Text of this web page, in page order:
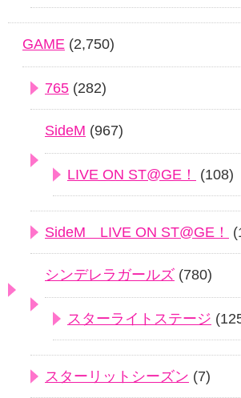
GAME (2,750)
765 (282)
SideM (967)
LIVE ON ST@GE！ (108)
SideM LIVE ON ST@GE！
シンデレラガールズ (780)
スターライトステージ
スターリットシーズン (7)